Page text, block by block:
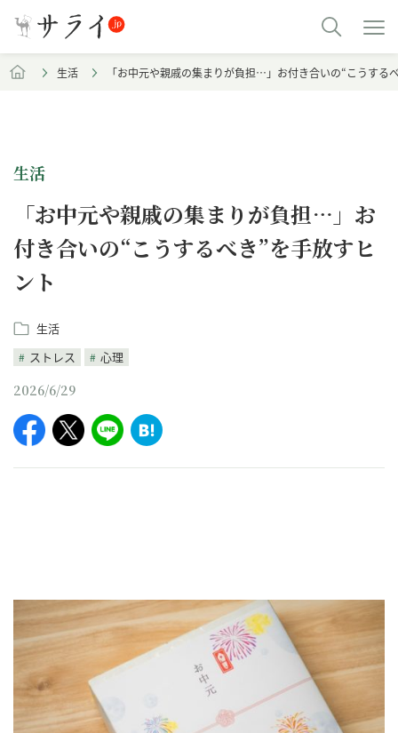
生活 「お中元や親戚の集まりが負担…」お付き合いの“こうする
生活
「お中元や親戚の集まりが負担…」お
付き合いの“こうするべき”を手放すヒ
ント
生活
ストレス
心理
2026/6/29